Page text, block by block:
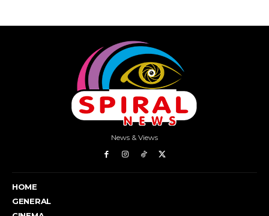
News & Views
HOME
GENERAL